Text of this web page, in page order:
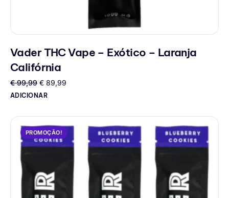
Vader THC Vape – Exótico – Laranja
Califórnia
€99,99 € 89,99
ADICIONAR
PROMOÇÃO!